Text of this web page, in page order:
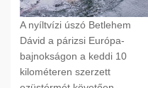
A nyíltvízi úszó Betlehem
Dávid a párizsi Európa-
bajnokságon a keddi 10
kilométeren szerzett